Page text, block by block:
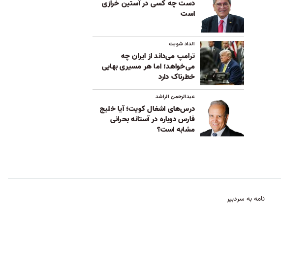
دست چه کسی در آستین خرازی
است
الداد شویت
ترامپ می‌داند از ایران چه
می‌خواهد؛ اما هر مسیری بهایی
خطرناک دارد
عبدالرحمن الراشد
درس‌های اشغال کویت؛ آیا خلیج
فارس دوباره در آستانه بحرانی
مشابه است؟
نامه به سردبیر